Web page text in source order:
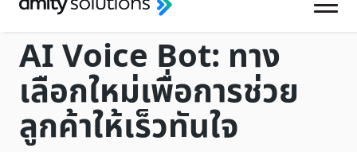
VOICEBOT
AI Voice Bot: ทาง
เลือกใหม่เพื่อการช่วย
ลูกค้าให้เร็วทันใจ